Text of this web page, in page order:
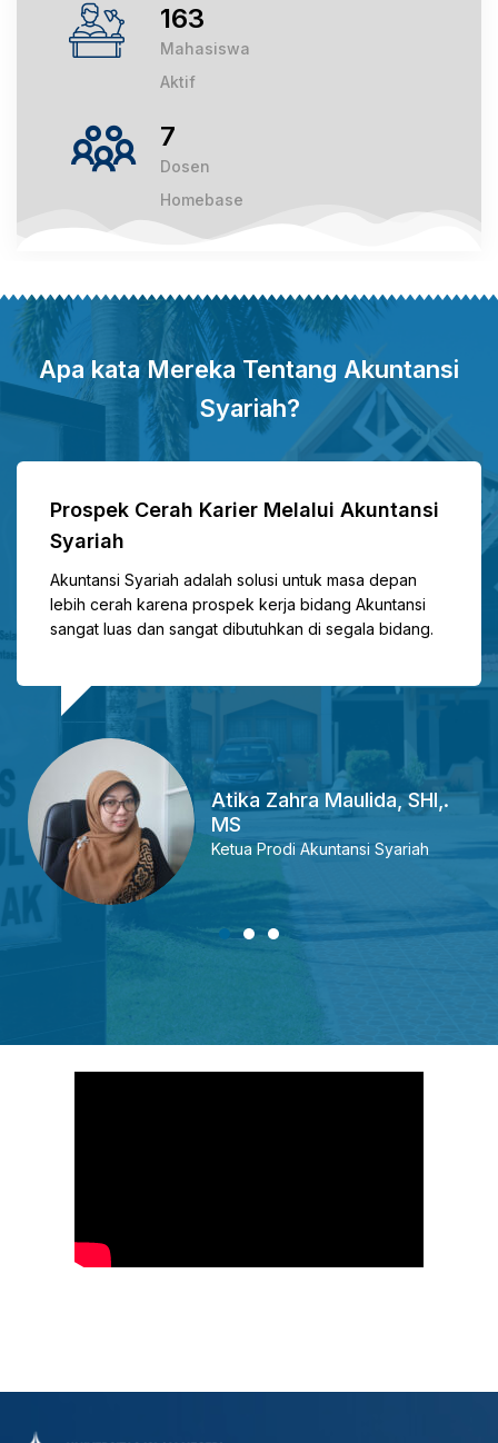
163
Mahasiswa
Aktif
7
Dosen
Homebase
Apa kata Mereka Tentang Akuntansi
Syariah?
Prospek Cerah Karier Melalui Akuntansi
Syariah
Akuntansi Syariah adalah solusi untuk masa depan
lebih cerah karena prospek kerja bidang Akuntansi
sangat luas dan sangat dibutuhkan di segala bidang.
Atika Zahra Maulida, SHI,.
MS
Ketua Prodi Akuntansi Syariah